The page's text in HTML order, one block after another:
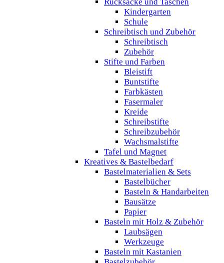
Kindergarten
Schule
Schreibtisch und Zubehör
Schreibtisch
Zubehör
Stifte und Farben
Bleistift
Buntstifte
Farbkästen
Fasermaler
Kreide
Schreibstifte
Schreibzubehör
Wachsmalstifte
Tafel und Magnet
Kreatives & Bastelbedarf
Bastelmaterialien & Sets
Bastelbücher
Basteln & Handarbeiten
Bausätze
Papier
Basteln mit Holz & Zubehör
Laubsägen
Werkzeuge
Basteln mit Kastanien